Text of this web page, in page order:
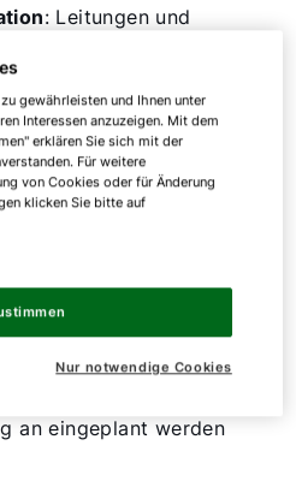
: Leitungen und
für den
eignet sich vor
umfassende
an eingeplant werden
gewährleisten und Ihnen unter
Interessen anzuzeigen. Mit dem
erklären Sie sich mit der
Für weitere
von Cookies oder für Änderung
klicken Sie bitte auf
Nur notwendige Cookies